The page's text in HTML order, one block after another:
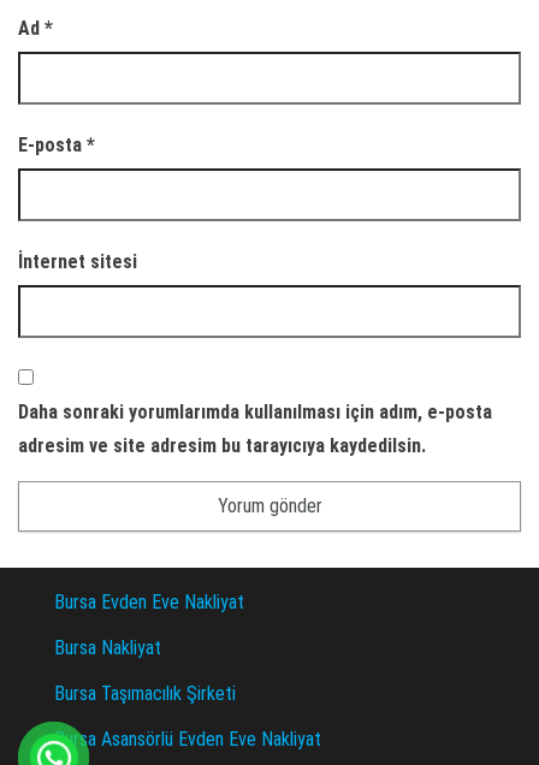
Ad *
E-posta *
İnternet sitesi
Daha sonraki yorumlarımda kullanılması için adım, e-posta
adresim ve site adresim bu tarayıcıya kaydedilsin.
Bursa Evden Eve Nakliyat
Bursa Nakliyat
Bursa Taşımacılık Şirketi
Bursa Asansörlü Evden Eve Nakliyat